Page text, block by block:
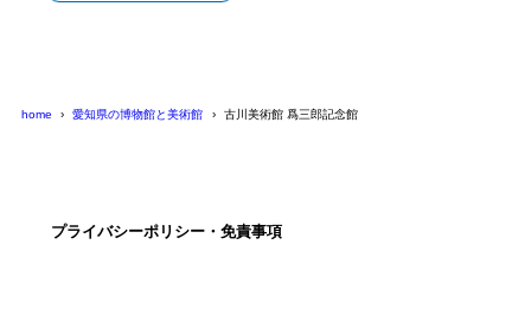
home 愛知県の博物館と美術館 古川美術館 爲三郎記念館
プライバシーポリシー・免責事項